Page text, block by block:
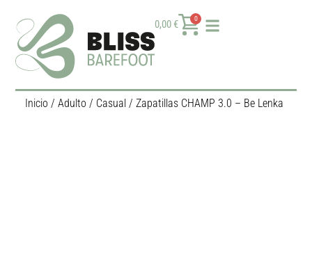
0,00€ 0
Inicio / Adulto / Casual/ Zapatillas CHAMP 3.0 – Be Lenka